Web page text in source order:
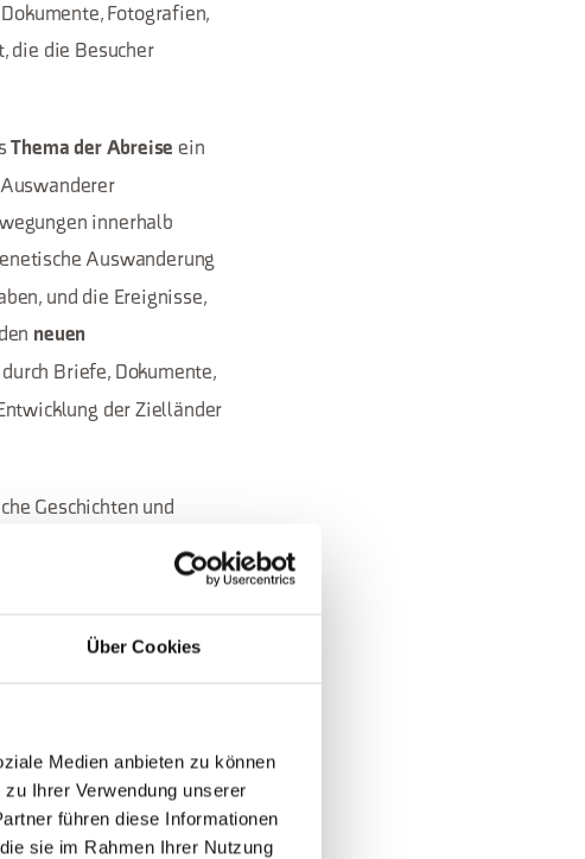
Über Cookies
Medien anbieten zu können
Ihrer Verwendung unserer
führen diese Informationen
sie im Rahmen Ihrer Nutzung
Fotografien,
die die Besucher
Thema der Abreise ein
innerhalb
Auswanderung
und die Ereignisse,
neuen
Briefe, Dokumente,
der Zielländer
Geschichten und
Journalisten